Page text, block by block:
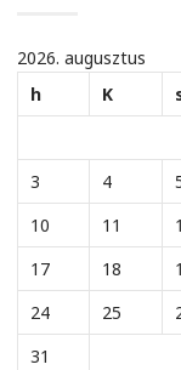
2026. augusztus
h
K
3
4
10
11
17
18
24
25
31